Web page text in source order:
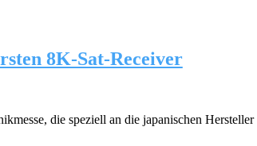
8K-Sat-Receiver
die speziell an die japanischen